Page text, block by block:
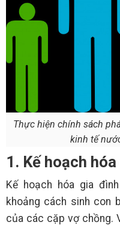
Thực hiện chính sách
kinh tế
1. Kế hoạch
Kế hoạch hóa gia
khoảng cách sinh con
của các cặp vợ chồng.